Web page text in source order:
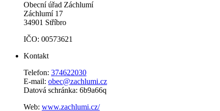
Obecní úřad Záchlumí
Záchlumí 17
34901 Stříbro
IČO: 00573621
Kontakt
Telefon: 374622030
E-mail: obec@zachlumi.cz
Datová schránka: 6b9a66q
Web: www.zachlumi.cz/